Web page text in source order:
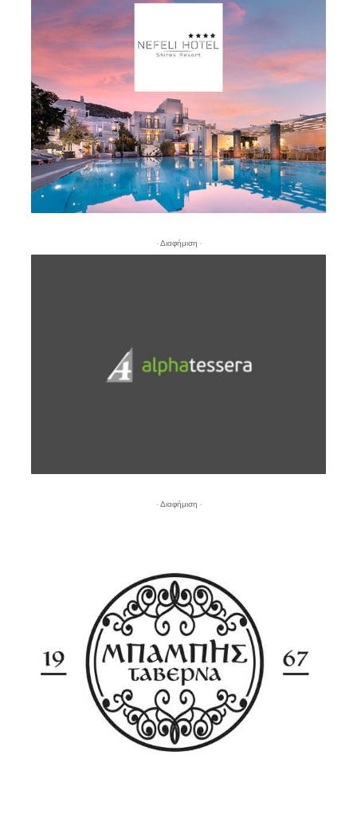
- Διαφήμιση -
- Διαφήμιση -